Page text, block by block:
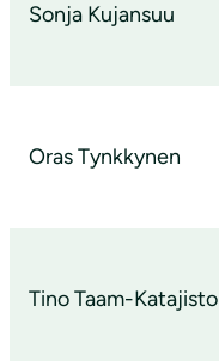
Sonja Kujansuu
Oras Tynkkynen
Tino Taam-Katajisto